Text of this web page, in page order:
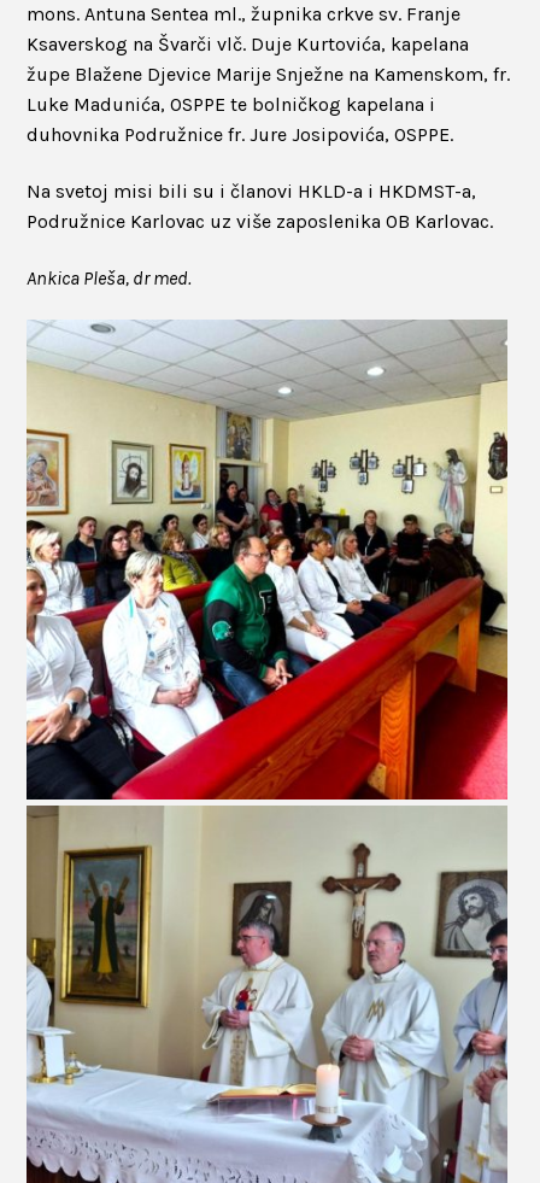
mons. Antuna Sentea ml., župnika crkve sv. Franje
Ksaverskog na Švarči vlč. Duje Kurtovića, kapelana
župe Blažene Djevice Marije Snježne na Kamenskom, fr.
Luke Madunića, OSPPE te bolničkog kapelana i
duhovnika Podružnice fr. Jure Josipovića, OSPPE.
Na svetoj misi bili su i članovi HKLD-a i HKDMST-a,
Podružnice Karlovac uz više zaposlenika OB Karlovac.
Ankica Pleša, dr med.